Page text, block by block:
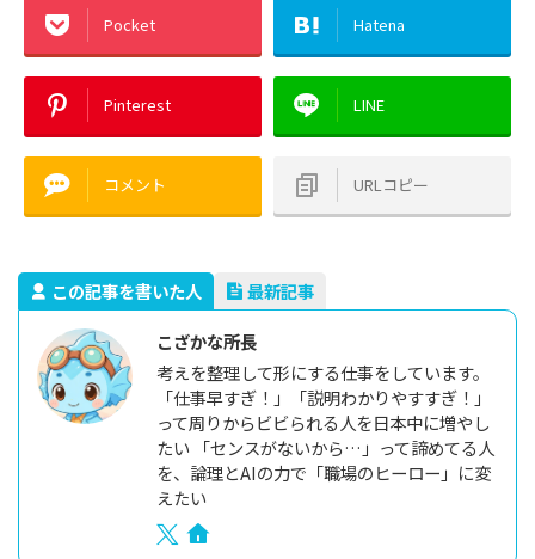
Pocket Hatena
Pinterest LINE
コメント URLコピー
この記事を書いた人
最新記事
こざかな所長
考えを整理して形にする仕事をしています。
「仕事早すぎ！」「説明わかりやすすぎ！」
って周りからビビられる人を日本中に増やし
たい 「センスがないから…」って諦めてる人
を、論理とAIの力で「職場のヒーロー」に変
えたい